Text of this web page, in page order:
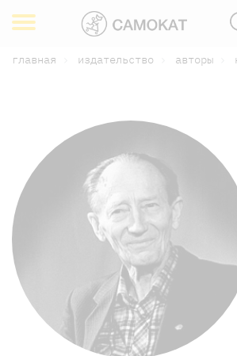
главная издательство авторы